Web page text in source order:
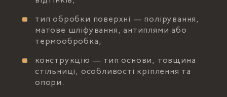
тип обробки поверхні — полірування,
матове шліфування, антиплями або
термообробка;
конструкцію — тип основи, товщина
стільниці, особливості кріплення та
опори.